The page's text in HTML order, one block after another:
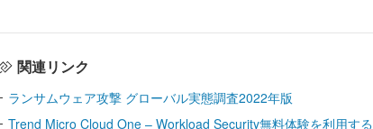
関連リンク
ランサムウェア攻撃 グローバル実態調査2022年版
Trend Micro Cloud One – Workload Security無料体験を利用する